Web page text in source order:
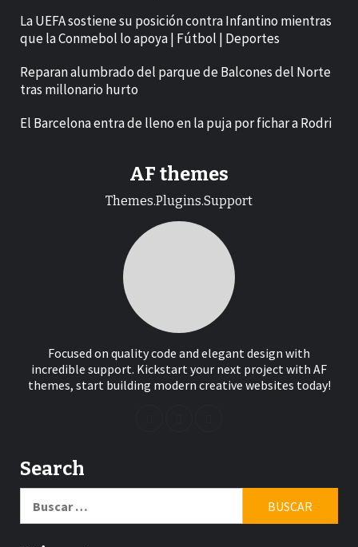
La UEFA sostiene su posición contra Infantino mientras
que la Conmebol lo apoya | Fútbol | Deportes
Reparan alumbrado del parque de Balcones del Norte
tras millonario hurto
El Barcelona entra de lleno en la puja por fichar a Rodri
AF themes
Themes.Plugins.Support
Focused on quality code and elegant design with
incredible support. Kickstart your next project with AF
themes, start building modern creative websites today!
Search